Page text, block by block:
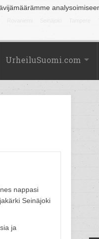
UrheiluSuomi.com
nappasi
Seinäjoki
ja